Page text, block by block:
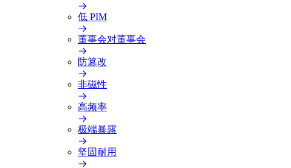
低 PIM
董事会对董事会
防篡改
非磁性
高频率
极端暴露
坚固耐用